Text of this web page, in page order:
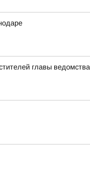
главы ведомства